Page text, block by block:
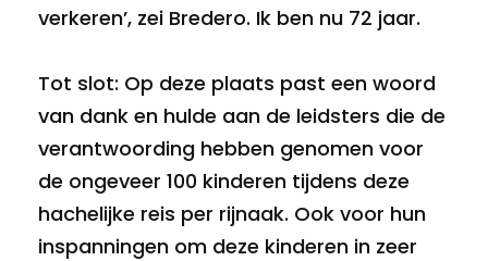
verkeren’, zei Bredero. Ik ben nu 72 jaar.
Tot slot: Op deze plaats past een woord
van dank en hulde aan de leidsters die de
verantwoording hebben genomen voor
de ongeveer 100 kinderen tijdens deze
hachelijke reis per rijnaak. Ook voor hun
inspanningen om deze kinderen in zeer